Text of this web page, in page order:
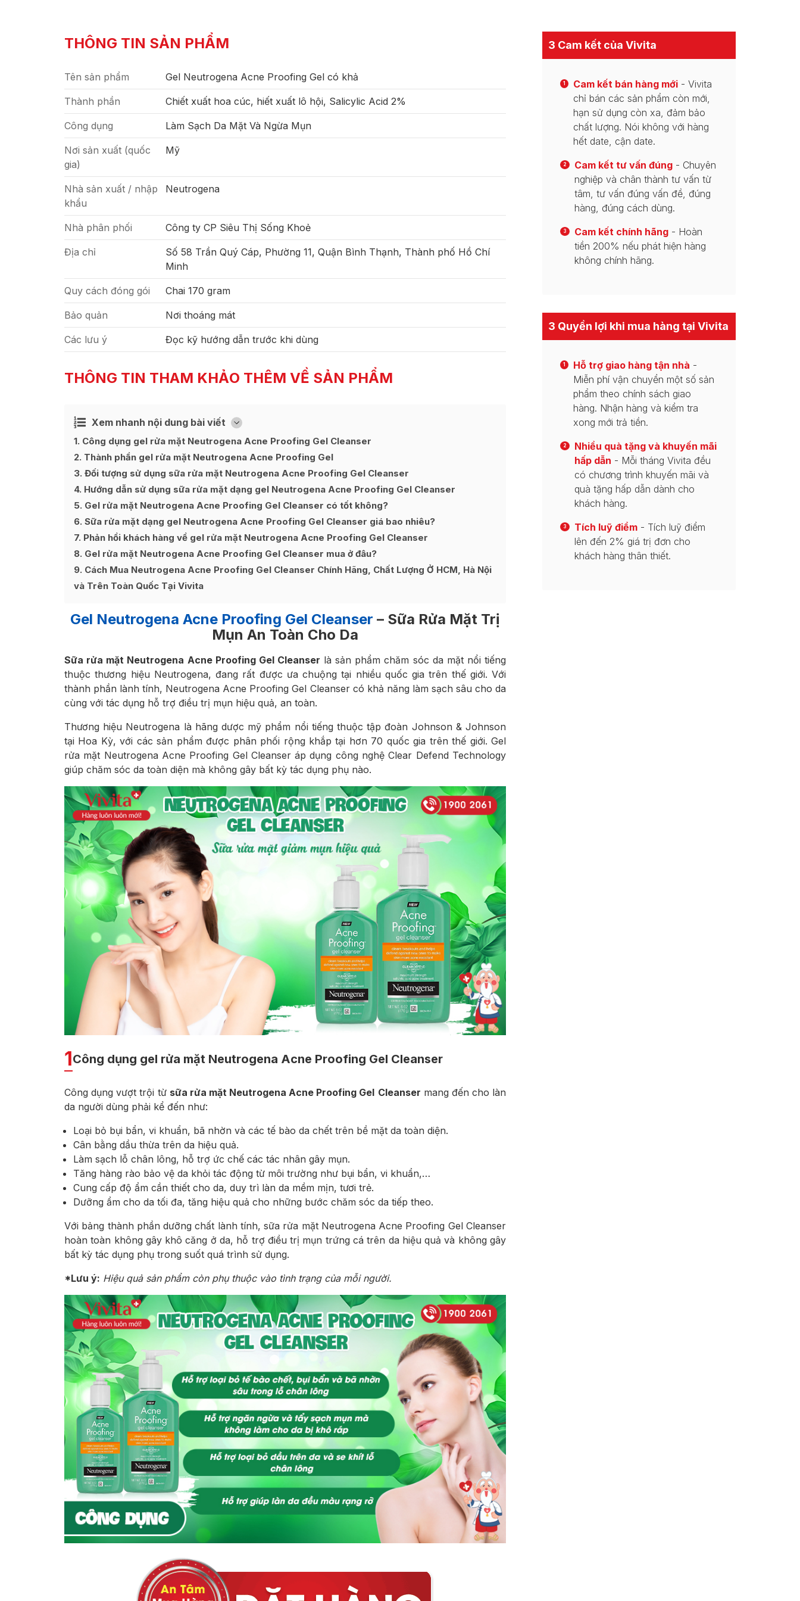
THÔNG TIN SẢN PHẨM
Tên sản phẩm Gel Neutrogena Acne Proofing Gel có khả
Thành phần Chiết xuất hoa cúc, hiết xuất lô hội, Salicylic Acid 2%
Công dụng Làm Sạch Da Mặt Và Ngừa Mụn
Nơi sản xuất (quốc
gia)
Mỹ
Nhà sản xuất / nhập
khẩu
Neutrogena
Nhà phân phối Công ty CP Siêu Thị Sống Khoẻ
Địa chỉ
Số 58 Trần Quý Cáp, Phường 11, Quận Bình Thạnh, Thành phố Hồ Chí
Minh
Quy cách đóng gói Chai 170 gram
Bảo quản Nơi thoáng mát
Các lưu ý Đọc kỹ hướng dẫn trước khi dùng
THÔNG TIN THAM KHẢO THÊM VỀ SẢN PHẨM
Xem nhanh nội dung bài viết [
Ẩn
1 Công dụng gel rửa mặt Neutrogena Acne Proofing Gel Cleanser
2 Thành phần gel rửa mặt Neutrogena Acne Proofing Gel
3 Đối tượng sử dụng sữa rửa mặt Neutrogena Acne Proofing Gel Cleanser
4 Hướng dẫn sử dụng sữa rửa mặt dạng gel Neutrogena Acne Proofing Gel Cleanser
5 Gel rửa mặt Neutrogena Acne Proofing Gel Cleanser có tốt không?
6 Sữa rửa mặt dạng gel Neutrogena Acne Proofing Gel Cleanser giá bao nhiêu?
7 Phản hồi khách hàng về gel rửa mặt Neutrogena Acne Proofing Gel Cleanser
8 Gel rửa mặt Neutrogena Acne Proofing Gel Cleanser mua ở đâu?
9 Cách Mua Neutrogena Acne Proofing Gel Cleanser Chính Hãng, Chất Lượng Ở HCM, Hà Nội
và Trên Toàn Quốc Tại Vivita
Gel Neutrogena Acne Proofing Gel Cleanser – Sữa Rửa Mặt Trị
Mụn An Toàn Cho Da
Sữa rửa mặt Neutrogena Acne Proofing Gel Cleanser là sản phẩm chăm sóc da mặt nổi tiếng
thuộc thương hiệu Neutrogena, đang rất được ưa chuộng tại nhiều quốc gia trên thế giới. Với
thành phần lành tính, Neutrogena Acne Proofing Gel Cleanser có khả năng làm sạch sâu cho da
cùng với tác dụng hỗ trợ điều trị mụn hiệu quả, an toàn.
Thương hiệu Neutrogena là hãng dược mỹ phẩm nổi tiếng thuộc tập đoàn Johnson & Johnson
tại Hoa Kỳ, với các sản phẩm được phân phối rộng khắp tại hơn 70 quốc gia trên thế giới. Gel
rửa mặt Neutrogena Acne Proofing Gel Cleanser áp dụng công nghệ Clear Defend Technology
giúp chăm sóc da toàn diện mà không gây bất kỳ tác dụng phụ nào.
1Công dụng gel rửa mặt Neutrogena Acne Proofing Gel Cleanser
Công dụng vượt trội từ sữa rửa mặt Neutrogena Acne Proofing Gel Cleanser mang đến cho làn
da người dùng phải kể đến như:
Loại bỏ bụi bẩn, vi khuẩn, bã nhờn và các tế bào da chết trên bề mặt da toàn diện.
Cân bằng dầu thừa trên da hiệu quả.
Làm sạch lỗ chân lông, hỗ trợ ức chế các tác nhân gây mụn.
Tăng hàng rào bảo vệ da khỏi tác động từ môi trường như bụi bẩn, vi khuẩn,…
Cung cấp độ ẩm cần thiết cho da, duy trì làn da mềm mịn, tươi trẻ.
Dưỡng ẩm cho da tối đa, tăng hiệu quả cho những bước chăm sóc da tiếp theo.
Với bảng thành phần dưỡng chất lành tính, sữa rửa mặt Neutrogena Acne Proofing Gel Cleanser
hoàn toàn không gây khô căng ở da, hỗ trợ điều trị mụn trứng cá trên da hiệu quả và không gây
bất kỳ tác dụng phụ trong suốt quá trình sử dụng.
*Lưu ý: Hiệu quả sản phẩm còn phụ thuộc vào tình trạng của mỗi người.
3 Cam kết của Vivita
1 Cam kết bán hàng mới - Vivita
chỉ bán các sản phẩm còn mới,
hạn sử dụng còn xa, đảm bảo
chất lượng. Nói không với hàng
hết date, cận date.
2 Cam kết tư vấn đúng - Chuyên
nghiệp và chân thành tư vấn từ
tâm, tư vấn đúng vấn đề, đúng
hàng, đúng cách dùng.
3 Cam kết chính hãng - Hoàn
tiền 200% nếu phát hiện hàng
không chính hãng.
3 Quyền lợi khi mua hàng tại Vivita
1 Hỗ trợ giao hàng tận nhà -
Miễn phí vận chuyển một số sản
phẩm theo chính sách giao
hàng. Nhận hàng và kiểm tra
xong mới trả tiền.
2
Nhiều quà tặng và khuyến mãi
hấp dẫn - Mỗi tháng Vivita đều
có chương trình khuyến mãi và
quà tặng hấp dẫn dành cho
khách hàng.
3 Tích luỹ điểm - Tích luỹ điểm
lên đến 2% giá trị đơn cho
khách hàng thân thiết.